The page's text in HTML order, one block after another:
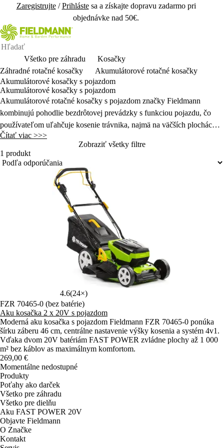
Zaregistrujte/Prihlástesa a získajte dopravu zadarmo pri
objednávke nad 50€.
Všetko pre záhradu
Kosačky
Záhradné rotačné kosačky
Akumulátorové rotačné kosačky
Akumulátorové kosačky s pojazdom
Akumulátorové kosačky s pojazdom
Akumulátorové rotačné kosačky s pojazdom značky Fieldmann
kombinujú pohodlie bezdrôtovej prevádzky s funkciou pojazdu, čo
používateľom uľahčuje kosenie trávnika, najmä na väčších plochách
alebo v členitom teréne.
Čítať viac >>>
Zobraziť všetky filtre
1 produkt
4.6(24×)
FZR 70465-0 (bez batérie)
Aku kosačka 2 x 20V s pojazdom
Moderná aku kosačka s pojazdom Fieldmann FZR 70465-0 ponúka
šírku záberu 46 cm, centrálne nastavenie výšky kosenia a systém 4v1.
Vďaka dvom 20V batériám FAST POWER zvládne plochy až 1 000
m² bez káblov as maximálnym komfortom.
269,00 €
Momentálne nedostupné
Produkty
Poťahy ako darček
Všetko pre záhradu
Všetko pre dielňu
Aku FAST POWER 20V
Objavte Fieldmann
O Značke
Kontakt